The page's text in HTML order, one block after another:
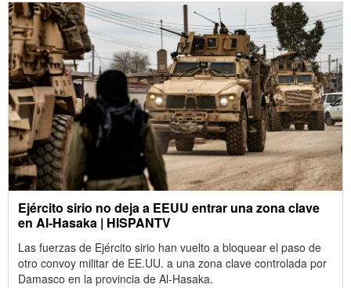
Ejército sirio no deja a EEUU entrar una zona clave
en Al-Hasaka | HISPANTV
Las fuerzas de Ejército sirio han vuelto a bloquear el paso de
otro convoy militar de EE.UU. a una zona clave controlada por
Damasco en la provincia de Al-Hasaka.